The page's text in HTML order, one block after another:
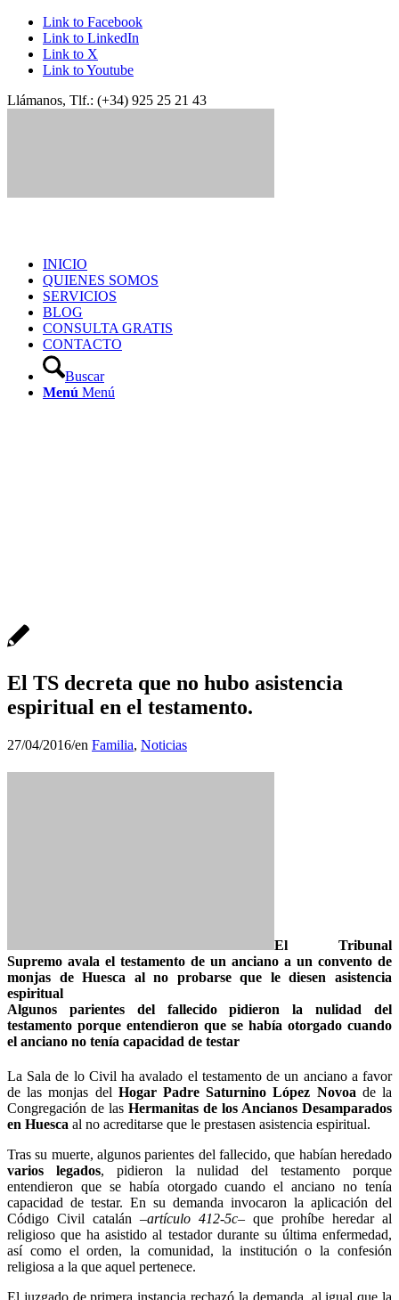
Link to Facebook
Link to LinkedIn
Link to X
Link to Youtube
Llámanos, Tlf.: (+34) 925 25 21 43
INICIO
QUIENES SOMOS
SERVICIOS
BLOG
CONSULTA GRATIS
CONTACTO
Buscar
Menú Menú
El TS decreta que no hubo asistencia
espiritual en el testamento.
27/04/2016/en Familia, Noticias
El Tribunal
Supremo avala el testamento de un anciano a un convento de
monjas de Huesca al no probarse que le diesen asistencia
espiritual
Algunos parientes del fallecido pidieron la nulidad del
testamento porque entendieron que se había otorgado cuando
el anciano no tenía capacidad de testar
La Sala de lo Civil ha avalado el testamento de un anciano a favor
de las monjas del Hogar Padre Saturnino López Novoa de la
Congregación de las Hermanitas de los Ancianos Desamparados
en Huesca al no acreditarse que le prestasen asistencia espiritual.
Tras su muerte, algunos parientes del fallecido, que habían heredado
varios legados, pidieron la nulidad del testamento porque
entendieron que se había otorgado cuando el anciano no tenía
capacidad de testar. En su demanda invocaron la aplicación del
Código Civil catalán –artículo 412-5c– que prohíbe heredar al
religioso que ha asistido al testador durante su última enfermedad,
así como el orden, la comunidad, la institución o la confesión
religiosa a la que aquel pertenece.